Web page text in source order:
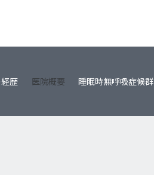
歴 医院概要 睡眠時無呼吸症候群